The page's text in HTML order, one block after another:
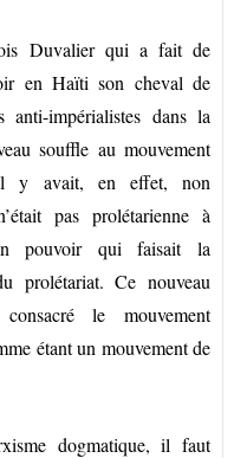
Duvalier qui a fait de
en Haïti son cheval de
anti-impérialistes dans la
souffle au mouvement
Il y avait, en effet, non
pas prolétarienne à
pouvoir qui faisait la
prolétariat. Ce nouveau
le mouvement
étant un mouvement de
dogmatique, il faut